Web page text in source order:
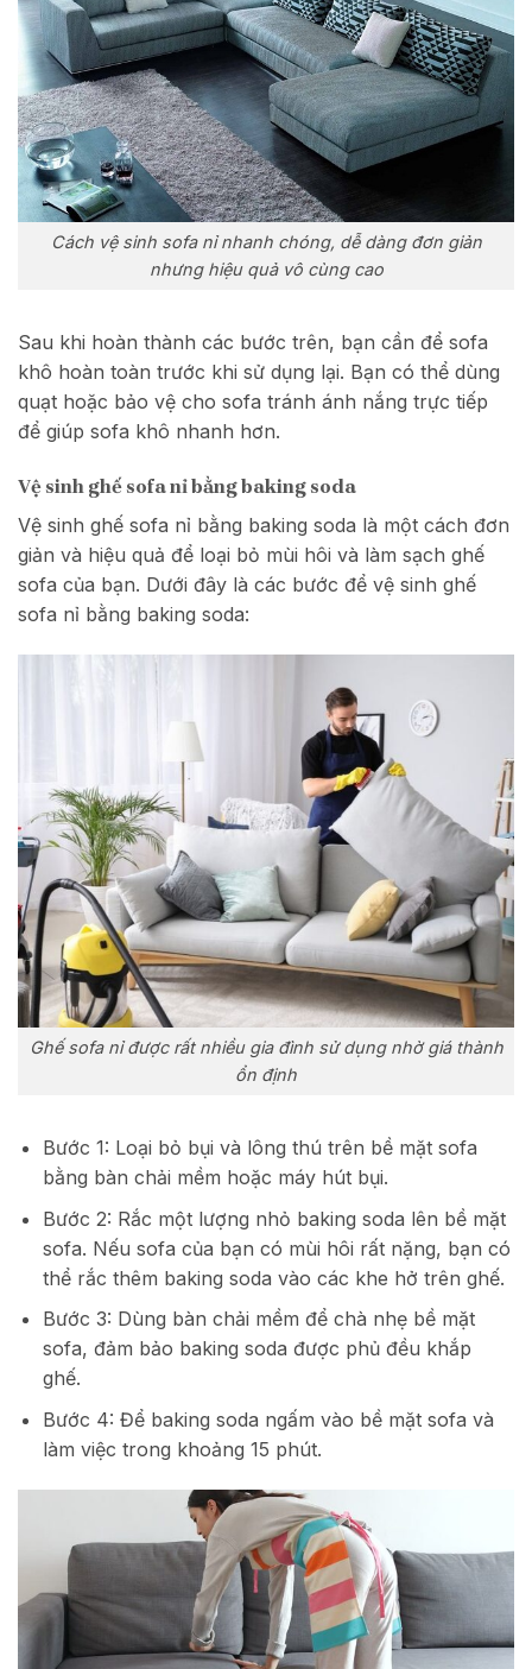
Cách vệ sinh sofa nỉ nhanh chóng, dễ dàng đơn giản
nhưng hiệu quả vô cùng cao
Sau khi hoàn thành các bước trên, bạn cần để sofa
khô hoàn toàn trước khi sử dụng lại. Bạn có thể dùng
quạt hoặc bảo vệ cho sofa tránh ánh nắng trực tiếp
để giúp sofa khô nhanh hơn.
Vệ sinh ghế sofa nỉ bằng baking soda
Vệ sinh ghế sofa nỉ bằng baking soda là một cách đơn
giản và hiệu quả để loại bỏ mùi hôi và làm sạch ghế
sofa của bạn. Dưới đây là các bước để vệ sinh ghế
sofa nỉ bằng baking soda:
Ghế sofa nỉ được rất nhiều gia đình sử dụng nhờ giá thành
ổn định
Bước 1: Loại bỏ bụi và lông thú trên bề mặt sofa
bằng bàn chải mềm hoặc máy hút bụi.
Bước 2: Rắc một lượng nhỏ baking soda lên bề mặt
sofa. Nếu sofa của bạn có mùi hôi rất nặng, bạn có
thể rắc thêm baking soda vào các khe hở trên ghế.
Bước 3: Dùng bàn chải mềm để chà nhẹ bề mặt
sofa, đảm bảo baking soda được phủ đều khắp
ghế.
Bước 4: Để baking soda ngấm vào bề mặt sofa và
làm việc trong khoảng 15 phút.